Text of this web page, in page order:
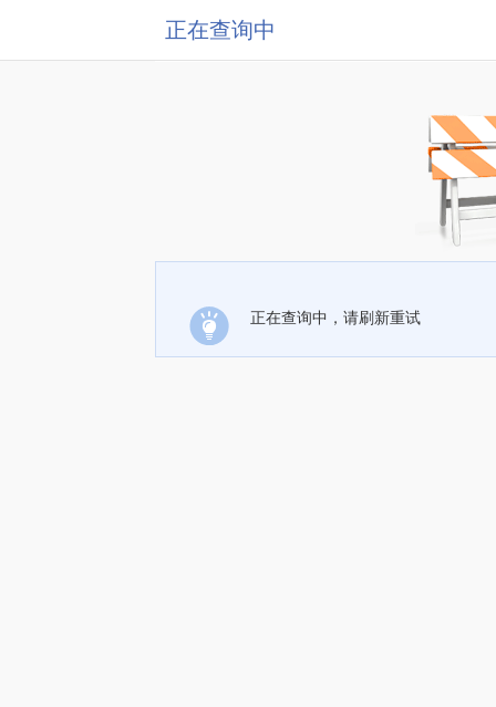
正在查询中
正在查询中，请刷新重试